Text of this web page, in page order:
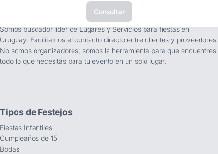
Consultar
Somos buscador líder de Lugares y Servicios para fiestas en
Uruguay. Facilitamos el contacto directo entre clientes y proveedores.
No somos organizadores; somos la herramienta para que encuentres
todo lo que necesitás para tu evento en un solo lugar.
Tipos de Festejos
Fiestas Infantiles
Cumpleaños de 15
Bodas